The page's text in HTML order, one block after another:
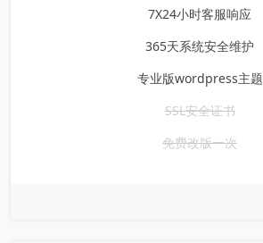
7X24小时客服响应
365天系统安全维护
专业版wordpress主题
SSL安全证书
免费改版一次